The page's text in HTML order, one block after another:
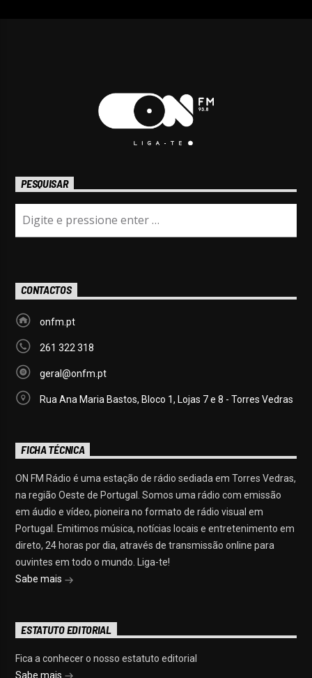
PESQUISAR
CONTACTOS
onfm.pt
261 322 318
geral@onfm.pt
Rua Ana Maria Bastos, Bloco 1, Lojas 7 e 8 - Torres Vedras
FICHA TÉCNICA
ON FM Rádio é uma estação de rádio sediada em Torres Vedras,
na região Oeste de Portugal. Somos uma rádio com emissão
em áudio e vídeo, pioneira no formato de rádio visual em
Portugal. Emitimos música, notícias locais e entretenimento em
direto, 24 horas por dia, através de transmissão online para
ouvintes em todo o mundo. Liga-te!
Sabe mais
ESTATUTO EDITORIAL
Fica a conhecer o nosso estatuto editorial
Sabe mais